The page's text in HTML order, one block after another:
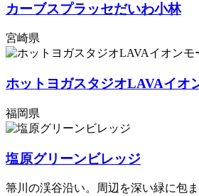
カーブスプラッセだいわ小林
宮崎県
ホットヨガスタジオLAVAイオ
福岡県
塩原グリーンビレッジ
箒川の渓谷沿い。周辺を深い緑に包